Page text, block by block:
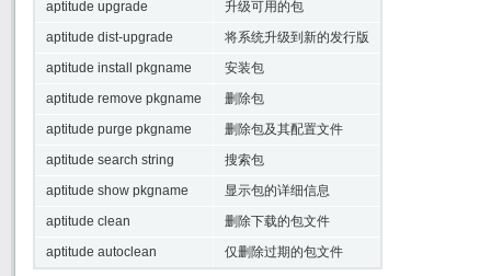
aptitude upgrade
升级可用的包
aptitude dist-upgrade
将系统升级到新的发行版
aptitude install pkgname
安装包
aptitude remove pkgname
删除包
aptitude purge pkgname
删除包及其配置文件
aptitude search string
搜索包
aptitude show pkgname
显示包的详细信息
aptitude clean
删除下载的包文件
aptitude autoclean
仅删除过期的包文件